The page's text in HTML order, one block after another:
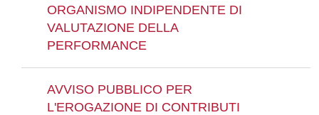
ORGANISMO INDIPENDENTE DI
VALUTAZIONE DELLA
PERFORMANCE
AVVISO PUBBLICO PER
L'EROGAZIONE DI CONTRIBUTI